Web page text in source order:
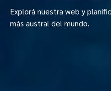
Explorá nuestra web y
más austral del mundo.